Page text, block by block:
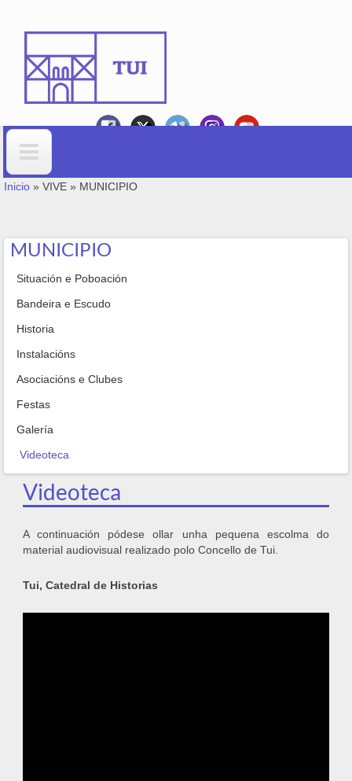
Formulario de busca
VOSTEDE ESTÁ AQUÍ
Inicio » VIVE » MUNICIPIO
MUNICIPIO
Situación e Poboación
Bandeira e Escudo
Historia
Instalacións
Asociacións e Clubes
Festas
Galería
Videoteca
Videoteca
A continuación pódese ollar unha pequena escolma do
material audiovisual realizado polo Concello de Tui.
Tui, Catedral de Historias